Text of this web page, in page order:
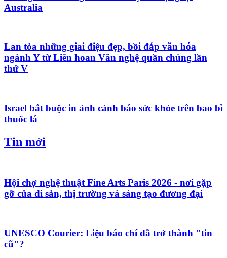
Lần đầu tiên tại Việt Nam – Vinmec phẫu thuật
xuyên Việt hai chiều bằng robot cách xa 1.700km
thứ V